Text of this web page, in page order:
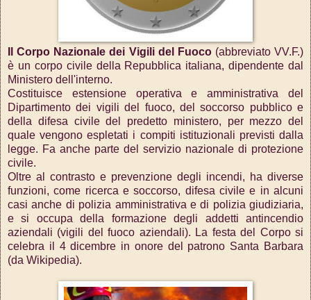
Il Corpo Nazionale dei Vigili del Fuoco(abbreviato VV.F.)
è un corpo civile della Repubblica italiana, dipendente dal
Ministero dell'interno.
Costituisce estensione operativa e amministrativa del
Dipartimento dei vigili del fuoco, del soccorso pubblico e
della difesa civile del predetto ministero, per mezzo del
quale vengono espletati i compiti istituzionali previsti dalla
legge. Fa anche parte del servizio nazionale di protezione
civile.
Oltre al contrasto e prevenzione degli incendi, ha diverse
funzioni, come ricerca e soccorso, difesa civile e in alcuni
casi anche di polizia amministrativa e di polizia giudiziaria,
e si occupa della formazione degli addetti antincendio
aziendali (vigili del fuoco aziendali). La festa del Corpo si
celebra il 4 dicembre in onore del patrono Santa Barbara
(da Wikipedia).